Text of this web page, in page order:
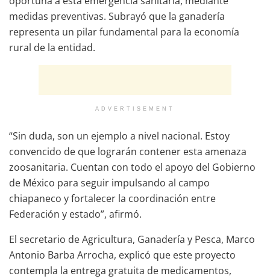
medidas preventivas. Subrayó que la ganadería
representa un pilar fundamental para la economía
rural de la entidad.
ADVERTISEMENT
“Sin duda, son un ejemplo a nivel nacional. Estoy
convencido de que lograrán contener esta amenaza
zoosanitaria. Cuentan con todo el apoyo del Gobierno
de México para seguir impulsando al campo
chiapaneco y fortalecer la coordinación entre
Federación y estado”, afirmó.
El secretario de Agricultura, Ganadería y Pesca, Marco
Antonio Barba Arrocha, explicó que este proyecto
contempla la entrega gratuita de medicamentos,